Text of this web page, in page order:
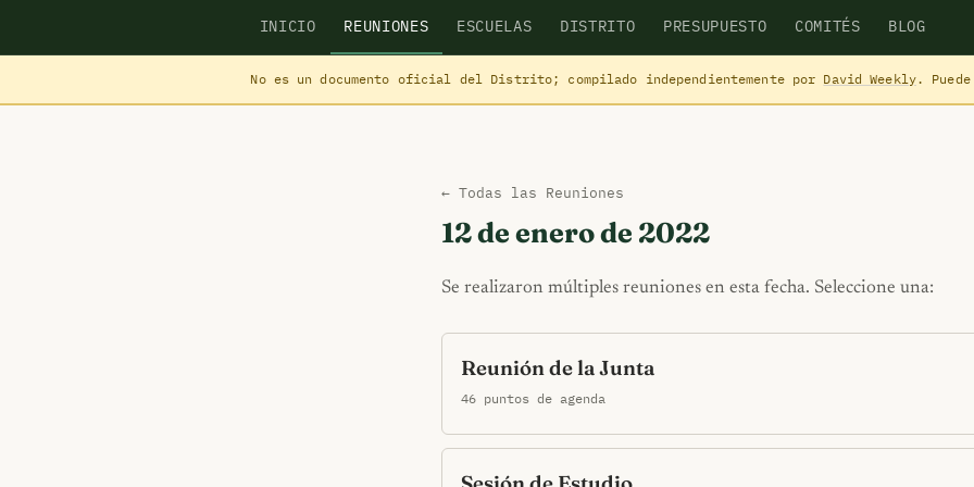
INICIO REUNIONES ESCUELAS DISTRITO PRESUPUESTO COMITÉS BLOG
No es un documento oficial del Distrito; compilado independientemente por David Weekly.
← Todas las Reuniones
12 de enero de 2022
Se realizaron múltiples reuniones en esta fecha. Seleccione una:
Reunión de la Junta
46 puntos de agenda